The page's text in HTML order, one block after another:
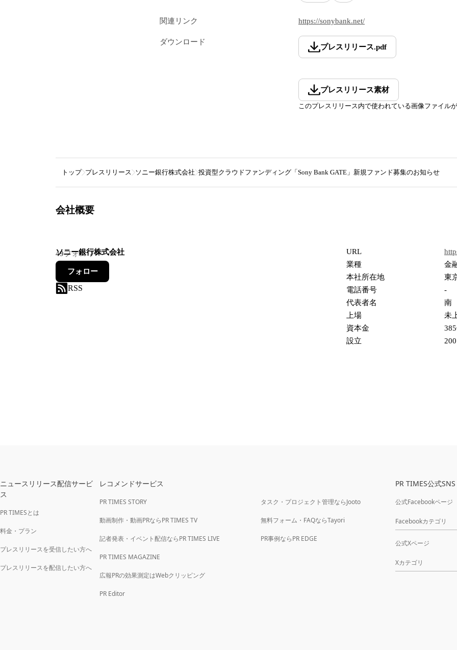
関連リンク https://sonybank.net/
ダウンロード
プレスリリース.pdf
プレスリリース素材
このプレスリリース内で使われている画像ファイル
トップ プレスリリース ソニー銀行株式会社 投資型クラウドファンディング「Sony Bank GATE」新規ファンド募集のお知らせ
会社概要
ソニー銀行株式会社
49フォロワー
フォロー
RSS
URL
業種
金
本社所在地
東
電話番号
-
代表者名
南
上場
未
資本金
設立
ニュースリリース配信サービ
ス
PR TIMESとは
料金・プラン
プレスリリースを受信したい方へ
プレスリリースを配信したい方へ
レコメンドサービス
PR TIMES STORY
動画制作・動画PRならPR TIMES TV
記者発表・イベント配信ならPR TIMES LIVE
PR TIMES MAGAZINE
広報PRの効果測定はWebクリッピング
PR Editor
タスク・プロジェクト管理ならJooto
無料フォーム・FAQならTayori
PR事例ならPR EDGE
PR TIMES公式SNS
公式Facebookページ
Facebookカテゴリ
公式Xページ
Xカテゴリ